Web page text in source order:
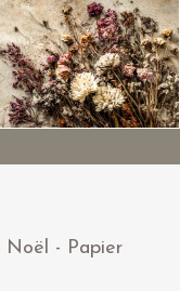
Noël - Papier